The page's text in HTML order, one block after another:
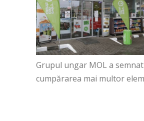
Grupul ungar MOL a
cumpărarea mai multor